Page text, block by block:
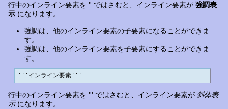
行中のインライン要素を '' ではさむと、インライン要素が強調表
示 になります。
強調は、他のインライン要素の子要素になることができま
す。
強調は、他のインライン要素を子要素にすることができま
す。
'''インライン要素'''
行中のインライン要素を ''' ではさむと、インライン要素が 斜体表
示になります。